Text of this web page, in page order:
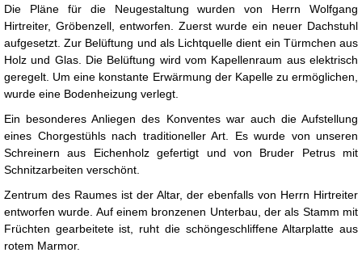
Die Pläne für die Neugestaltung wurden von Herrn Wolfgang
Hirtreiter, Gröbenzell, entworfen. Zuerst wurde ein neuer Dachstuhl
aufgesetzt. Zur Belüftung und als Lichtquelle dient ein Türmchen aus
Holz und Glas. Die Belüftung wird vom Kapellenraum aus elektrisch
geregelt. Um eine konstante Erwärmung der Kapelle zu ermöglichen,
wurde eine Bodenheizung verlegt.
Ein besonderes Anliegen des Konventes war auch die Aufstellung
eines Chorgestühls nach traditioneller Art. Es wurde von unseren
Schreinern aus Eichenholz gefertigt und von Bruder Petrus mit
Schnitzarbeiten verschönt.
Zentrum des Raumes ist der Altar, der ebenfalls von Herrn Hirtreiter
entworfen wurde. Auf einem bronzenen Unterbau, der als Stamm mit
Früchten gearbeitete ist, ruht die schöngeschliffene Altarplatte aus
rotem Marmor.